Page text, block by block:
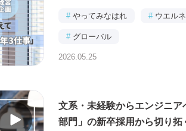
# やってみなはれ # ウエル
# グローバル
2026.05.25
文系・未経験からエンジニ
部門」の新卒採用から切り拓